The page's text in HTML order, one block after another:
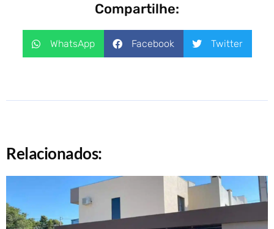
Compartilhe:
WhatsApp Facebook Twitter
Relacionados: